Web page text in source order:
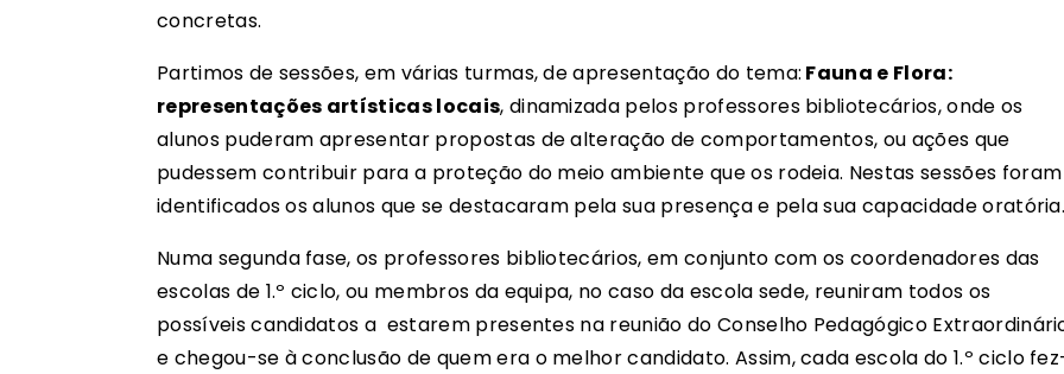
concretas.
Partimos de sessões, em várias turmas, de apresentação do tema: Fauna e Flora:
representações artísticas locais, dinamizada pelos professores bibliotecários, onde os
alunos puderam apresentar propostas de alteração de comportamentos, ou ações que
pudessem contribuir para a proteção do meio ambiente que os rodeia. Nestas sessões foram
identificados os alunos que se destacaram pela sua presença e pela sua capacidade oratória.
Numa segunda fase, os professores bibliotecários, em conjunto com os coordenadores das
escolas de 1.º ciclo, ou membros da equipa, no caso da escola sede, reuniram todos os
possíveis candidatos a estarem presentes na reunião do Conselho Pedagógico
e chegou-se à conclusão de quem era o melhor candidato. Assim, cada escola do 1.º ciclo